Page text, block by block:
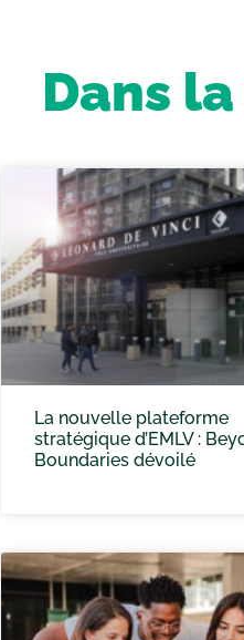
Dans
La nouvelle plateforme
stratégique d’EMLV :
Boundaries dévoilé